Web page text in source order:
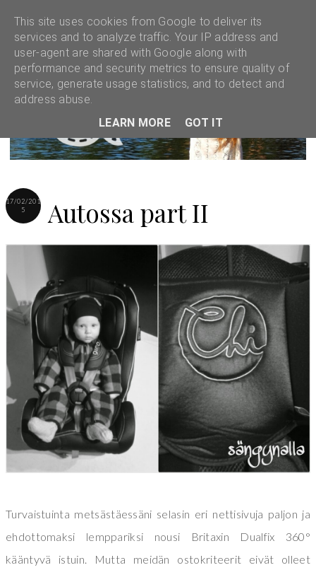
17/02/201
5
Autossa part II
Turvaistuinta metsästäessäni selasin eri nettisivuja paljon ja
ehdottomaksi lemppariksi nousi Britaxin Dualfix 360°
kääntyvä istuin. Mutta meidän ostokriteerit eivät olleet
This site uses cookies from Google to deliver its
services and to analyze traffic. Your IP address and
user-agent are shared with Google along with
performance and security metrics to ensure quality of
service, generate usage statistics, and to detect and
address abuse.
LEARN MORE
GOT IT